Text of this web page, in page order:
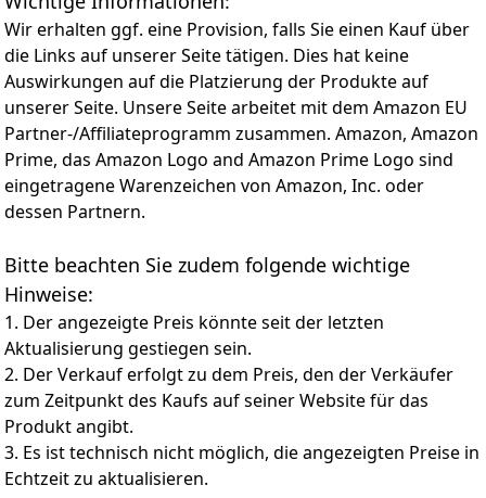
dass das Fruchtfleisch und die Samen Ihnen im Weg
sind.
Sparen Sie Zeit und Platz – mit unserer platzsparenden
Zitruspresse gehören Stromkosten, Batteriewechsel
und sperrige Entsafter, die Ihre Küchenzeile
verstopfen, der Vergangenheit an. Erfrischen Sie sich
im Handumdrehen mit einer spritzigen Limonade oder
Margarita. Geben Sie einfach eine halbe Zitrone oder
Limette in die Schale und genießen Sie, wie die
Zitrusfrüchte Ihr Getränk oder Ihre Mahlzeit mit
Robuste und langlebige Schüsseln: Diese robuste
manuelle Saftpresse aus Aluminium mit
lebensmittelechter Beschichtung ist die perfekte
Ergänzung für Ihre Cocktail-Ausrüstung und wird
Ihnen viele Jahre Freude bereiten. Dank des
ergonomischen Griffs ist die Zitronen-Limetten-Presse
auch für Kinder äußerst komfortabel.
Reinigung in Sekundenschnelle: Nachdem Sie Ihrem
Rezept eine spritzige Note verliehen haben, stellen Sie
die Zitruspresse einfach zur schnellen Reinigung in die
Spülmaschine. Unser Entsafter lässt sich auch
Wir erhalten ggf. eine Provision, falls Sie einen Kauf über
die Links auf unserer Seite tätigen. Dies hat keine
Auswirkungen auf die Platzierung der Produkte auf
unserer Seite. Unsere Seite arbeitet mit dem Amazon EU
Partner-/Affiliateprogramm zusammen. Amazon, Amazon
Prime, das Amazon Logo and Amazon Prime Logo sind
eingetragene Warenzeichen von Amazon, Inc. oder
dessen Partnern.
Bitte beachten Sie zudem folgende wichtige
Hinweise:
1. Der angezeigte Preis könnte seit der letzten
Aktualisierung gestiegen sein.
2. Der Verkauf erfolgt zu dem Preis, den der Verkäufer
zum Zeitpunkt des Kaufs auf seiner Website für das
Produkt angibt.
3. Es ist technisch nicht möglich, die angezeigten Preise in
Echtzeit zu aktualisieren.